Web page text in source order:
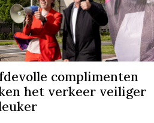
complimenten
het verkeer veiliger